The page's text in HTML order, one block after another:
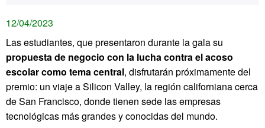
12/04/2023
Las estudiantes, que presentaron durante la gala su
propuesta de negocio con la lucha contra el acoso
escolar como tema central, disfrutarán próximamente del
premio: un viaje a Silicon Valley, la región californiana cerca
de San Francisco, donde tienen sede las empresas
tecnológicas más grandes y conocidas del mundo.